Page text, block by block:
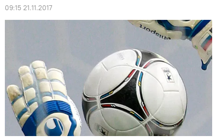
09:15 21.11.2017